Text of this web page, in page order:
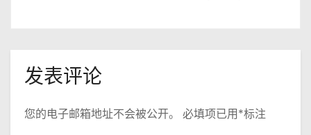
发表评论
您的电子邮箱地址不会被公开。 必填项已用*标注